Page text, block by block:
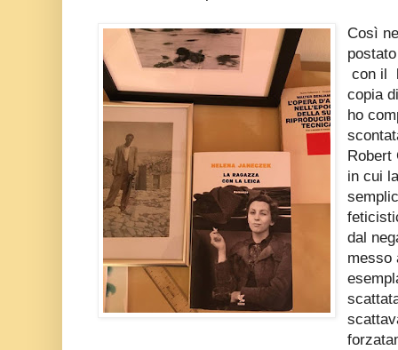
Così
con il
copia
ho
Robert
in cui
dal
messo